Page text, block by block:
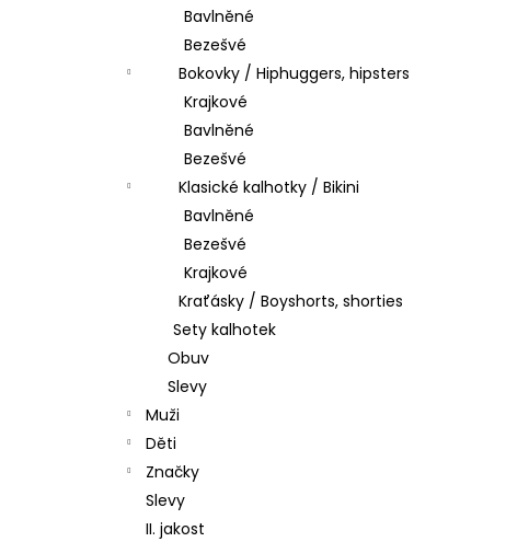
Bavlněné
Bezešvé
Bokovky / Hiphuggers, hipsters
Krajkové
Bavlněné
Bezešvé
Klasické kalhotky / Bikini
Bavlněné
Bezešvé
Krajkové
Kraťásky / Boyshorts, shorties
Sety kalhotek
Obuv
Slevy
Muži
Děti
Značky
Slevy
II. jakost